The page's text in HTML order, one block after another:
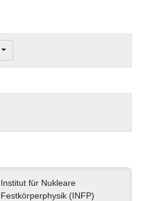
Institut für Nukleare
Festkörperphysik (INFP)